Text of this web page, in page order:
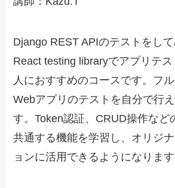
Django REST APIのテストをして
React testing libraryでアプリテ
人におすすめのコースです。フル
Webアプリのテストを自分で行
す。Token認証、CRUD操作など
共通する機能を学習し、オリジ
ョンに活用できるようになります